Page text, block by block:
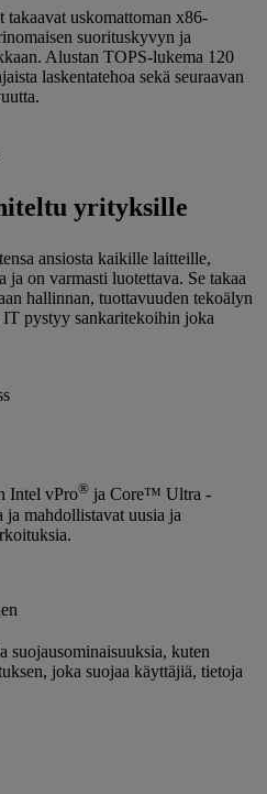
uskomattoman x86-
suorituskyvyn ja
Alustan TOPS-lukema 120
laskentatehoa sekä seuraavan
yrityksille
ansiosta kaikille laitteille,
ja on varmasti luotettava. Se takaa
hallinnan, tuottavuuden tekoälyn
pystyy sankaritekoihin joka
Intel vPro® ja Core™ Ultra -
ja mahdollistavat uusia ja
suojausominaisuuksia, kuten
joka suojaa käyttäjiä, tietoja